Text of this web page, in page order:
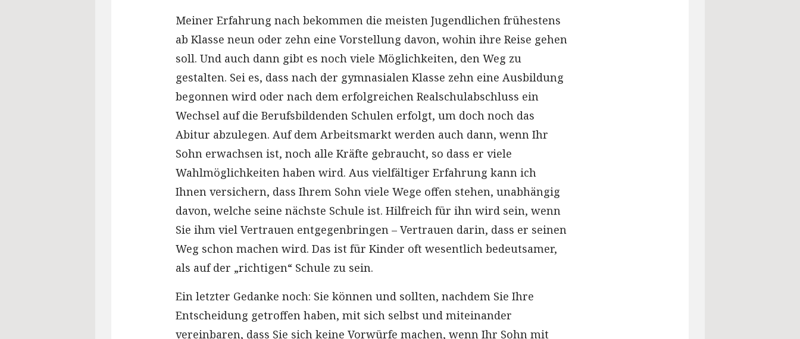
Meiner Erfahrung nach bekommen die meisten Jugendlichen frühestens
ab Klasse neun oder zehn eine Vorstellung davon, wohin ihre Reise gehen
soll. Und auch dann gibt es noch viele Möglichkeiten, den Weg zu
gestalten. Sei es, dass nach der gymnasialen Klasse zehn eine Ausbildung
begonnen wird oder nach dem erfolgreichen Realschulabschluss ein
Wechsel auf die Berufsbildenden Schulen erfolgt, um doch noch das
Abitur abzulegen. Auf dem Arbeitsmarkt werden auch dann, wenn Ihr
Sohn erwachsen ist, noch alle Kräfte gebraucht, so dass er viele
Wahlmöglichkeiten haben wird. Aus vielfältiger Erfahrung kann ich
Ihnen versichern, dass Ihrem Sohn viele Wege offen stehen, unabhängig
davon, welche seine nächste Schule ist. Hilfreich für ihn wird sein, wenn
Sie ihm viel Vertrauen entgegenbringen – Vertrauen darin, dass er seinen
Weg schon machen wird. Das ist für Kinder oft wesentlich bedeutsamer,
als auf der „richtigen“ Schule zu sein.
Ein letzter Gedanke noch: Sie können und sollten, nachdem Sie Ihre
Entscheidung getroffen haben, mit sich selbst und miteinander
vereinbaren, dass Sie sich keine Vorwürfe machen, wenn Ihr Sohn mit